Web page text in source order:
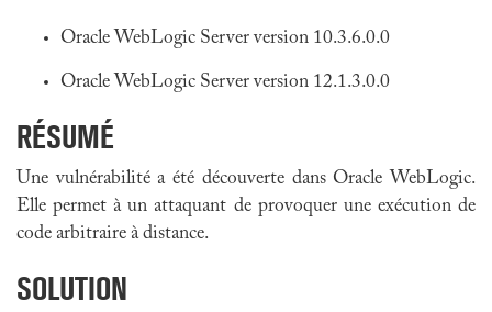
Oracle WebLogic Server version 10.3.6.0.0
Oracle WebLogic Server version 12.1.3.0.0
RÉSUMÉ
Une vulnérabilité a été découverte dans Oracle WebLogic.
Elle permet à un attaquant de provoquer une exécution de
code arbitraire à distance.
SOLUTION